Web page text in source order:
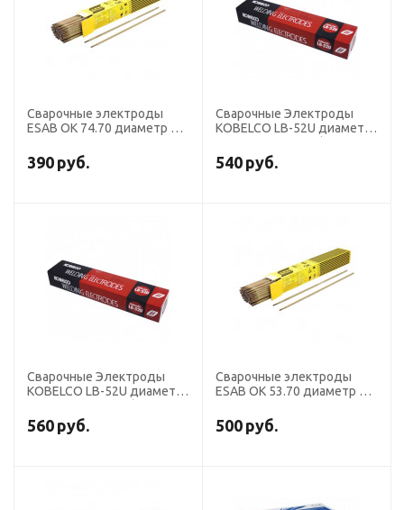
Сварочные электроды
ESAB OK 74.70 диаметр 3,2
390 руб.
Сварочные Электроды
KOBELCO LB-52U диаметр
Э50А, пост+перем. ток,
основной)
540 руб.
Сварочные Электроды
KOBELCO LB-52U диаметр
Э50А, пост+перем. ток,
основной)
560 руб.
Сварочные электроды
ESAB OK 53.70 диаметр 3,2
500 руб.